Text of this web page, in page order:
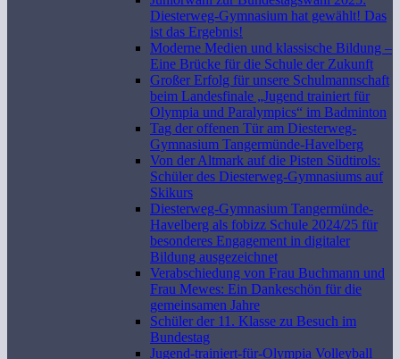
Diesterweg-Gymnasium hat gewählt! Das
ist das Ergebnis!
Moderne Medien und klassische Bildung –
Eine Brücke für die Schule der Zukunft
Großer Erfolg für unsere Schulmannschaft
beim Landesfinale „Jugend trainiert für
Olympia und Paralympics“ im Badminton
Tag der offenen Tür am Diesterweg-
Gymnasium Tangermünde-Havelberg
Von der Altmark auf die Pisten Südtirols:
Schüler des Diesterweg-Gymnasiums auf
Skikurs
Diesterweg-Gymnasium Tangermünde-
Havelberg als fobizz Schule 2024/25 für
besonderes Engagement in digitaler
Bildung ausgezeichnet
Verabschiedung von Frau Buchmann und
Frau Mewes: Ein Dankeschön für die
gemeinsamen Jahre
Schüler der 11. Klasse zu Besuch im
Bundestag
Jugend-trainiert-für-Olympia Volleyball